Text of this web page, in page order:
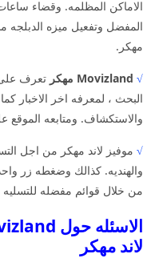
الاماكن المظلمه. وقضاء
المفضل وتفعيل ميزه الدبلجه
مهكر.
√ Movizland مهكر
تعرف على
البحث ، لمعرفه اخر الاخبار
والاستكشاف. ومتابعه الموقع
√ موفيز لاند مهكر من اجل
والهنديه. كذالك وضغطه زر
من خلال قوائم مفضله
لاند مهكر